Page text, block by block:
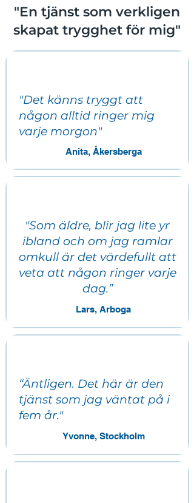
"En tjänst som verkligen
skapat trygghet för mig"
"Det känns tryggt att
någon alltid ringer mig
varje morgon"
Anita, Åkersberga
"Som äldre, blir jag lite yr
ibland och om jag ramlar
omkull är det värdefullt att
veta att någon ringer varje
dag.”​
Lars, Arboga
“Äntligen. Det här är den
tjänst som jag väntat på i
fem år."
Yvonne, Stockholm